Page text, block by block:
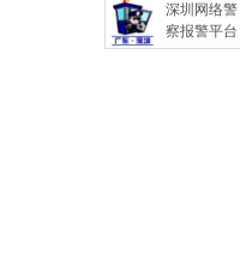
深圳网络警
察报警平台